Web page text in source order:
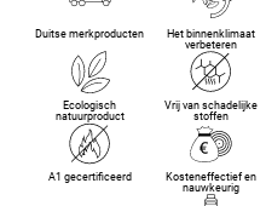
Duitse merkproducten
Het binnenklimaat
verbeteren
Ecologisch
natuurproduct
Vrij van schadelijke
stoffen
A1 gecertificeerd
Kosteneffectief en
nauwkeurig